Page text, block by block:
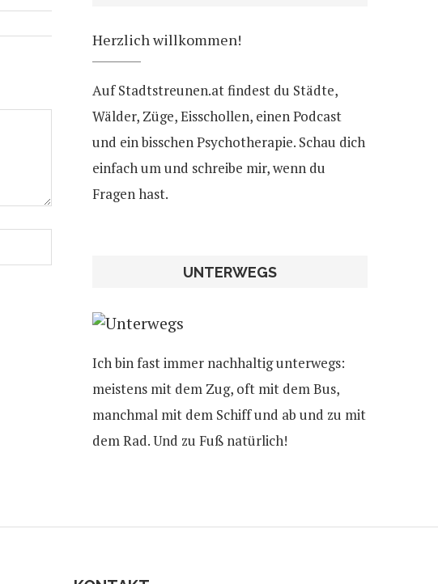
Herzlich willkommen!
Auf Stadtstreunen.at findest du Städte,
Wälder, Züge, Eisschollen, einen Podcast
und ein bisschen Psychotherapie. Schau dich
einfach um und schreibe mir, wenn du
Fragen hast.
UNTERWEGS
Ich bin fast immer nachhaltig unterwegs:
meistens mit dem Zug, oft mit dem Bus,
manchmal mit dem Schiff und ab und zu mit
dem Rad. Und zu Fuß natürlich!